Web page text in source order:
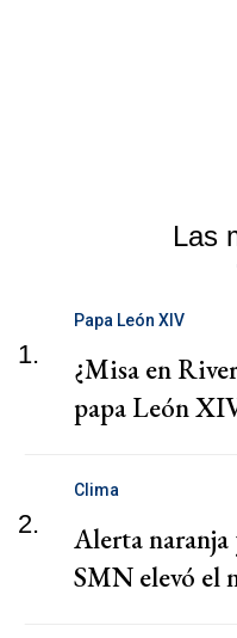
Las
1.
Papa León XIV
¿Misa en
papa León
2.
Clima
Alerta
SMN elevó el